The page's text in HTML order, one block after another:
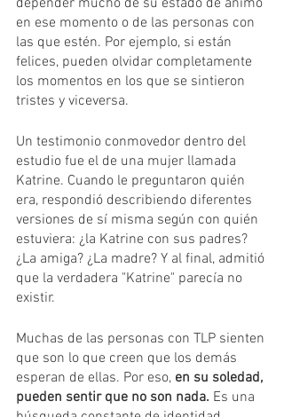
depender mucho de su estado de ánimo
en ese momento o de las personas con
las que estén. Por ejemplo, si están
felices, pueden olvidar completamente
los momentos en los que se sintieron
tristes y viceversa.
Un testimonio conmovedor dentro del
estudio fue el de una mujer llamada
Katrine. Cuando le preguntaron quién
era, respondió describiendo diferentes
versiones de sí misma según con quién
estuviera: ¿la Katrine con sus padres?
¿La amiga? ¿La madre? Y al final, admitió
que la verdadera "Katrine" parecía no
existir.
Muchas de las personas con TLP sienten
que son lo que creen que los demás
esperan de ellas. Por eso, en su soledad,
pueden sentir que no son nada. Es una